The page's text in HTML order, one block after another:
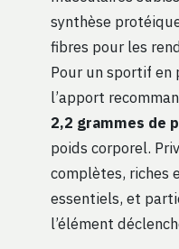
synthèse
fibres pour les
Pour un sportif en
l’apport
2,2 grammes de
poids corporel.
complètes, riches
essentiels, et
l’élément